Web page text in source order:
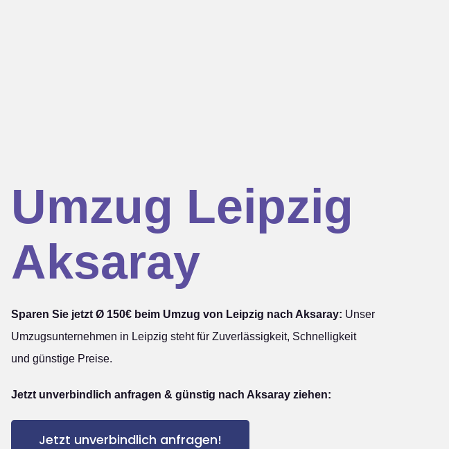
Umzug Leipzig
Aksaray
Sparen Sie jetzt Ø 150€ beim Umzug von Leipzig nach Aksaray: Unser
Umzugsunternehmen in Leipzig steht für Zuverlässigkeit, Schnelligkeit
und günstige Preise.
Jetzt unverbindlich anfragen & günstig nach Aksaray ziehen:
Jetzt unverbindlich anfragen!